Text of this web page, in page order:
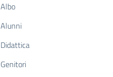
Albo
Alunni
Didattica
Genitori